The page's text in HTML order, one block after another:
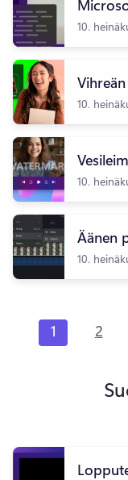
10.
10.
10.
Äänen
10.
1 2